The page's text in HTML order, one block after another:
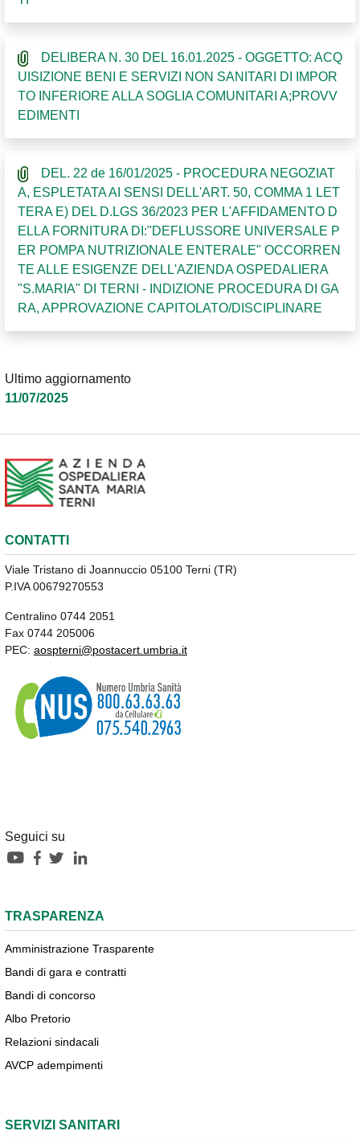
DELIBERA N. 30 DEL 16.01.2025 - OGGETTO: ACQ
UISIZIONE BENI E SERVIZI NON SANITARI DI IMPOR
TO INFERIORE ALLA SOGLIA COMUNITARI A;PROVV
EDIMENTI
DEL. 22 de 16/01/2025 - PROCEDURA NEGOZIAT
A, ESPLETATA AI SENSI DELL'ART. 50, COMMA 1 LET
TERA E) DEL D.LGS 36/2023 PER L'AFFIDAMENTO D
ELLA FORNITURA DI:"DEFLUSSORE UNIVERSALE P
ER POMPA NUTRIZIONALE ENTERALE" OCCORREN
TE ALLE ESIGENZE DELL'AZIENDA OSPEDALIERA
"S.MARIA" DI TERNI - INDIZIONE PROCEDURA DI GA
RA, APPROVAZIONE CAPITOLATO/DISCIPLINARE
Ultimo aggiornamento
11/07/2025
CONTATTI
Viale Tristano di Joannuccio 05100 Terni (TR)
P.IVA 00679270553
Centralino 0744 2051
Fax 0744 205006
PEC: aospterni@postacert.umbria.it
Seguici su
TRASPARENZA
Amministrazione Trasparente
Bandi di gara e contratti
Bandi di concorso
Albo Pretorio
Relazioni sindacali
AVCP adempimenti
SERVIZI SANITARI